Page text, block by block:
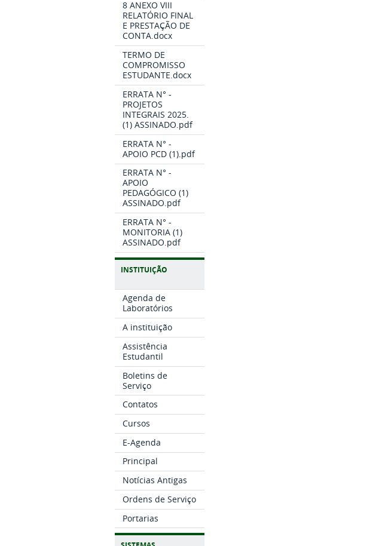
8 ANEXO VIII
RELATÓRIO FINAL
E PRESTAÇÃO DE
CONTA.docx
TERMO DE
COMPROMISSO
ESTUDANTE.docx
ERRATA N° -
PROJETOS
INTEGRAIS 2025.
(1) ASSINADO.pdf
ERRATA N° -
APOIO PCD (1).pdf
ERRATA N° -
APOIO
PEDAGÓGICO (1)
ASSINADO.pdf
ERRATA N° -
MONITORIA (1)
ASSINADO.pdf
INSTITUIÇÃO
Agenda de
Laboratórios
A instituição
Assistência
Estudantil
Boletins de
Serviço
Contatos
Cursos
E-Agenda
Principal
Notícias Antigas
Ordens de Serviço
Portarias